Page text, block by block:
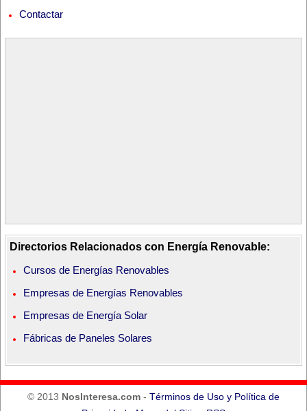
Contactar
Directorios Relacionados con Energía Renovable:
Cursos de Energías Renovables
Empresas de Energías Renovables
Empresas de Energía Solar
Fábricas de Paneles Solares
© 2013 NosInteresa.com - Términos de Uso y Política de